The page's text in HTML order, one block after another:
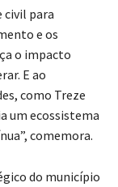
civil para
e os
o impacto
E ao
como Treze
um ecossistema
comemora.
do município